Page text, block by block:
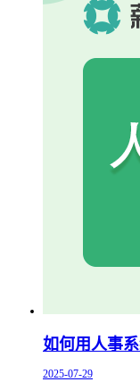
如何用人事
2025-07-29